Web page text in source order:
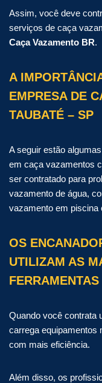
Assim, você deve
serviços de caça
Caça Vazamento BR.
A
EMPRESA DE
TAUBATÉ – SP
A seguir estão
em caça vazamentos
ser contratado para
vazamento de água,
vazamento em piscina
OS
UTILIZAM AS
Quando você contrata
carrega equipamentos
com mais eficiência.
Além disso, os